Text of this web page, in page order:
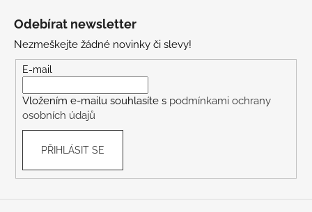
Odebírat newsletter
Nezmeškejte žádné novinky či slevy!
E-mail
Vložením e-mailu souhlasíte s podmínkami ochrany
osobních údajů
PŘIHLÁSIT SE